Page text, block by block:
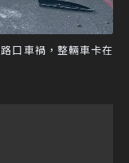
口車禍，整輛車卡在